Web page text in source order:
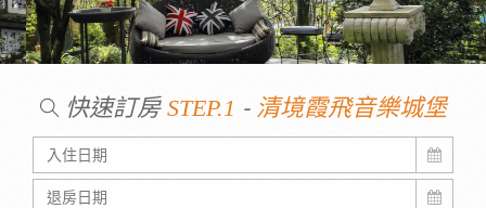
快速訂房 STEP.1 - 清境霞飛音樂城堡